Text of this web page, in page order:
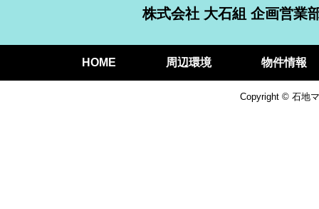
株式会社 大石組 企画営業
HOME 周辺環境 物件情報
Copyright © 石地